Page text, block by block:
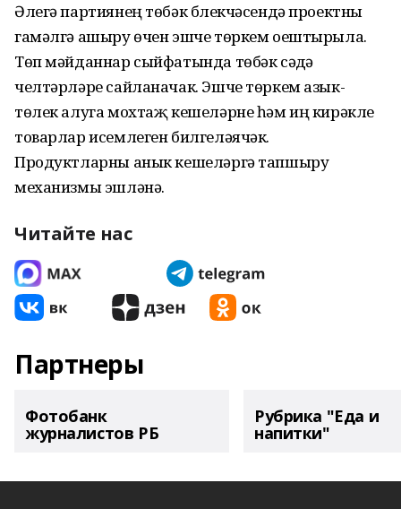
Әлегә партиянең төбәк бүлекчәсендә проектны
гамәлгә ашыру өчен эшче төркем оештырыла.
Төп мәйданнар сыйфатында төбәк сәүдә
челтәрләре сайланачак. Эшче төркем азык-
төлек алуга мохтаҗ кешеләрне һәм иң кирәкле
товарлар исемлеген билгеләячәк.
Продуктларны анык кешеләргә тапшыру
механизмы эшләнә.
Читайте нас
Партнеры
Фотобанк
журналистов РБ
Рубрика "Еда и
напитки"